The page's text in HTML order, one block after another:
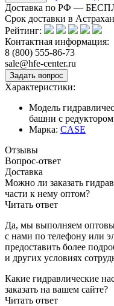
Доставка по РФ —
Срок доставки в
Рейтинг:
Контактная информация:
8 (800) 555-86-73
sale@hfe-center.ru
Характеристики:
Модель
башни с
Марка: CASE
Отзывы
Вопрос-ответ
Доставка
Можно ли заказать
части к нему оптом?
Читать ответ
Да, мы выполняем
с нами по телефону или
предоставить более
и других условиях
Какие гидравлические
заказать на вашем сайте?
Читать ответ